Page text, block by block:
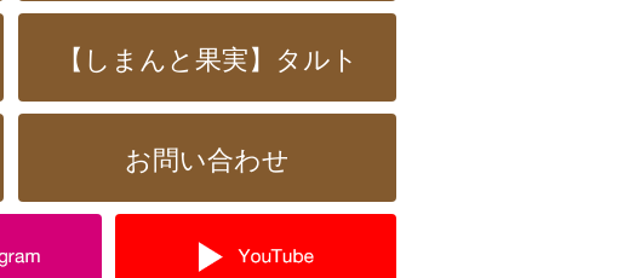
【しまんと果実】タルト
お問い合わせ